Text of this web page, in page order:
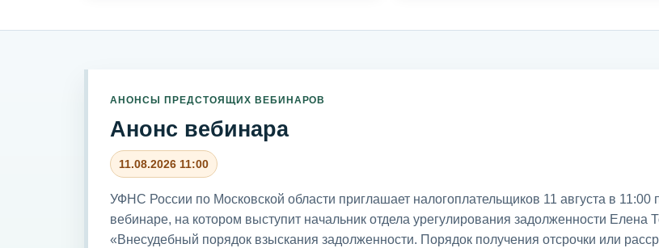
АНОНСЫ ПРЕДСТОЯЩИХ ВЕБИНАРОВ
Анонс вебинара
11.08.2026 11:00
УФНС России по Московской области приглашает налогоплательщиков 11 августа в 11:00
вебинаре, на котором выступит начальник отдела урегулирования задолженности Елена
«Внесудебный порядок взыскания задолженности. Порядок получения отсрочки или